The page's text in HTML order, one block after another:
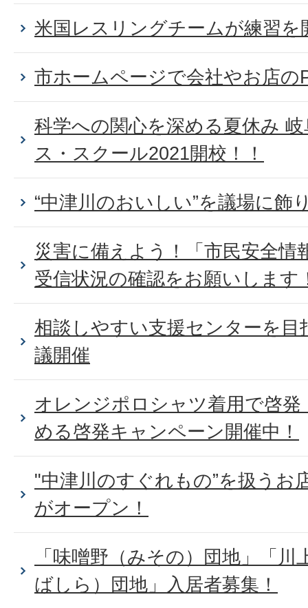
米国レスリングチームが練習を
市ホームページで会社やお店
科学への関心を深める夏休み
ス・スクール2021開校！！
“中津川のおいしい”を議場に飾
災害に備えよう！「市民安全情
受信状況の確認をお願いします
相談しやすい支援センターを
議開催
オレンジポロシャツ着用で啓発
める啓発キャンペーン開催中！
"中津川のすぐれもの”を扱うお
がオープン！
「味噌野（みその）団地」「
ばしら）団地」入居者募集！